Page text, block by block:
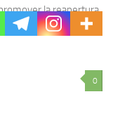
la reapertura
0